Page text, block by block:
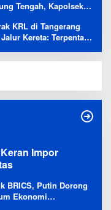
Tengah, Kapolsek:
KRL di Tangerang
Kereta: Terpental,
Impor
BRICS, Putin Dorong
Ekonomi